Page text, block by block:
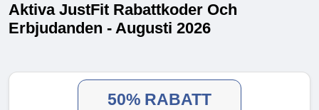
Aktiva JustFit Rabattkoder Och
Erbjudanden - Augusti 2026
50% RABATT